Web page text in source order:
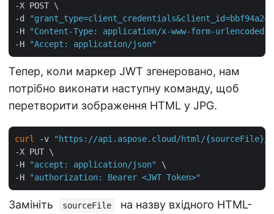
-X POST \
-d
"grant_type=client_credentials&client_id=bbf94a2c-
-H
"Content-Type: application/x-www-form-urlencoded"
-H
"Accept: application/json"
Тепер, коли маркер JWT згенеровано, нам
потрібно виконати наступну команду, щоб
перетворити зображення HTML у JPG.
curl -v
"https://api.aspose.cloud/html/{sourceFile}/
-X PUT \
-H
"accept: application/json"
\
-H
"authorization: Bearer <JWT Token>"
Замініть sourceFile
на назву вхідного HTML-